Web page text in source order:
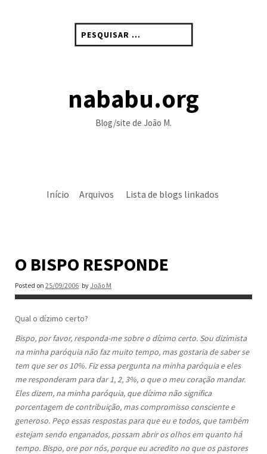
por:
nababu.org
Blog/site de João M.
Início Arquivos Lista de blogs linkados
O BISPO RESPONDE
Posted on 25/09/2006 by João M
Qual o dízimo certo?
Bispo, por favor, responda-me sobre o dízimo certo. Sou dizimista
na minha paróquia não faz muito tempo, mas gostaria de saber se
tem que ser os 10%. Fiz essa pergunta na minha paróquia e eles
me responderam para dar 1, 2, 3%, o que o meu coração mandar.
Eles dizem, na minha paróquia, que dízimo não significa
porcentagem de contribuição, mas compromisso consciente e
generoso. Peço essas respostas para que eu e todos, que também
estejam sendo enganados, possam abrir os olhos em quanto há
tempo. Bispo, ore por nós, porque eu acredito no que os pastores